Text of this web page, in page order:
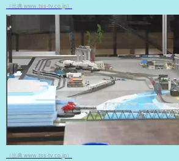
（出典 www.tss-tv.co.jp）
（出典 www.tss-tv.co.jp）